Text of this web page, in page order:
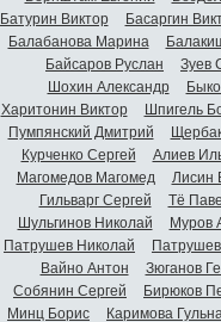
Батурин Виктор
Басаргин
Балабанова Марина
Байсаров Руслан
Зуев
Шохин Александр
Харитонин Виктор
Шпигель
Пумпянский Дмитрий
Курченко Сергей
Алиев
Магомедов Магомед
Лисин
Гильварг Сергей
Тё
Шульгинов Николай
Муров
Патрушев Николай
Вайно Антон
Зюганов
Собянин Сергей
Бирюков
Минц Борис
Каримова